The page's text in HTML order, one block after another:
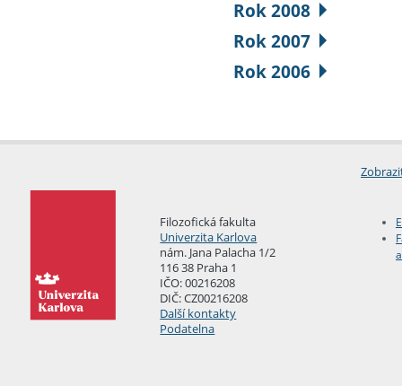
Rok 2008
Rok 2007
Rok 2006
Filozofická fakulta
Univerzita Karlova
nám. Jana Palacha 1/2
116 38 Praha 1
IČO: 00216208
DIČ: CZ00216208
Další kontakty
Podatelna